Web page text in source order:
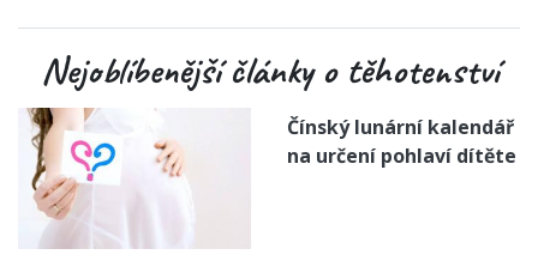
Nejoblíbenější články o těhotenství
Čínský lunární kalendář
na určení pohlaví dítěte